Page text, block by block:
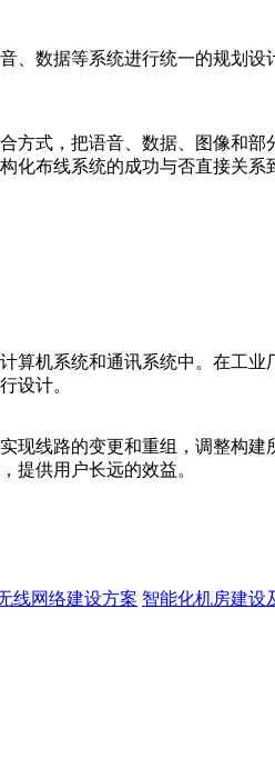
、数据等系统进行统一的规划
方式，把语音、数据、图像和
布线系统的成功与否直接关
机系统和通讯系统中。在工
设计。
现线路的变更和重组，调整构
提供用户长远的效益。
线网络建设方案 智能化机房建设